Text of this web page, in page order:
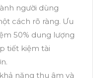
người dùng
cách rõ ràng. Ưu
50% dung lượng
tiết kiệm tài
năng thu âm và